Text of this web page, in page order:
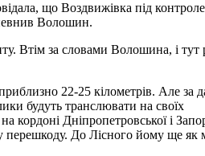
що Воздвижівка під
Волошин.
Втім за словами Волошина, і
22-25 кілометрів. Але за
будуть транслювати на своїх
Дніпропетровської і
перешкоду. До Лісного йому ще як